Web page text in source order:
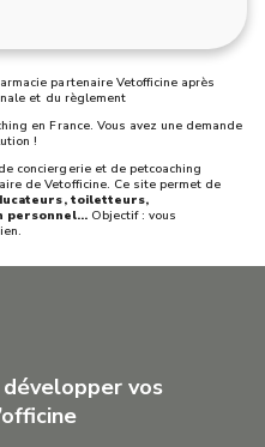
partenaire Vetofficine après
et du règlement
en France. Vous avez une demande
!
conciergerie et de petcoaching
de Vetofficine. Ce site permet de
toiletteurs,
personnel… Objectif : vous
vos